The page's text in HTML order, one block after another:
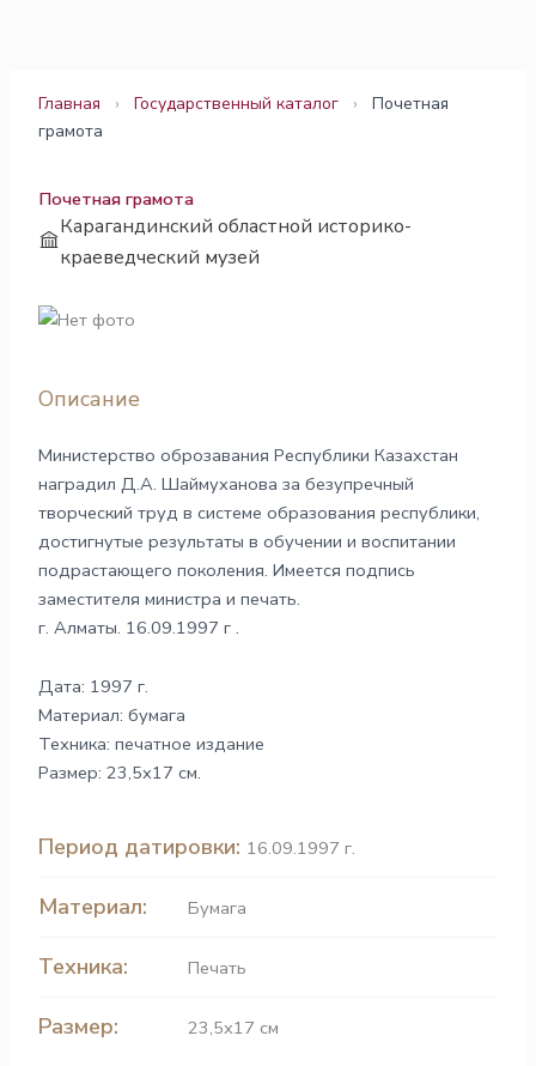
Главная › Государственный каталог ›
Почетная
грамота
Почетная грамота
Карагандинский областной историко-
краеведческий музей
Описание
Министерство оброзавания Республики Казахстан
наградил Д.А. Шаймуханова за безупречный
творческий труд в системе образования республики,
достигнутые результаты в обучении и воспитании
подрастающего поколения. Имеется подпись
заместителя министра и печать.
г. Алматы. 16.09.1997 г .
Дата: 1997 г.
Материал: бумага
Техника: печатное издание
Размер: 23,5х17 см.
Период датировки: 16.09.1997 г.
Материал: Бумага
Техника: Печать
Размер: 23,5х17 см